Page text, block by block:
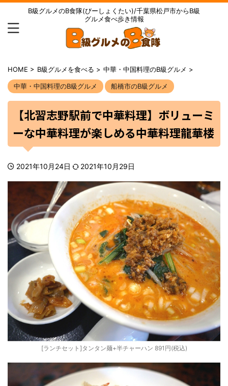
B級グルメのB食隊(びーしょくたい)/千葉県松戸市からB級
グルメ食べ歩き情報
HOME > B級グルメを食べる > 中華・中国料理のB級グルメ >
中華・中国料理のB級グルメ 船橋市のB級グルメ
【北習志野駅前で中華料理】ボリューミ
ーな中華料理が楽しめる中華料理龍華楼
2021年10月24日 2021年10月29日
[ランチセット]タンタン麺+半チャーハン 891円(税込)